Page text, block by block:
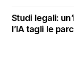
Studi legali:
l’IA tagli le